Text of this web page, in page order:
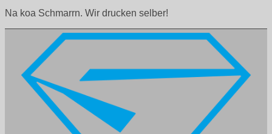
Na koa Schmarrn. Wir drucken selber!